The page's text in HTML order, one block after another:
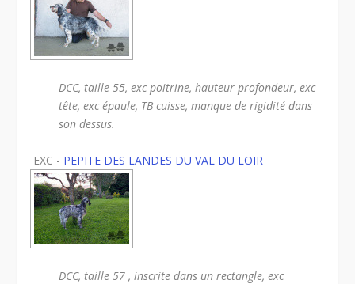
DCC, taille 55, exc poitrine, hauteur profondeur, exc
tête, exc épaule, TB cuisse, manque de rigidité dans
son dessus.
EXC - PEPITE DES LANDES DU VAL DU LOIR
DCC, taille 57 , inscrite dans un rectangle, exc